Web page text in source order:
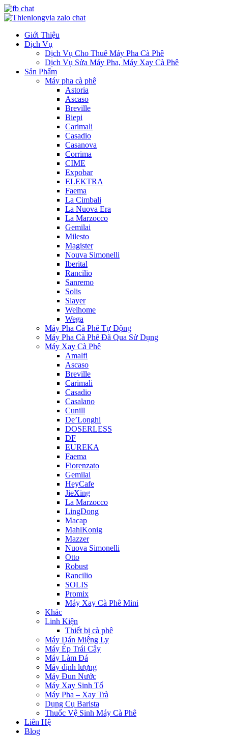
Giới Thiệu
Dịch Vụ
Dịch Vụ Cho Thuê Máy Pha Cà Phê
Dịch Vụ Sửa Máy Pha, Máy Xay Cà Phê
Sản Phẩm
Máy pha cà phê
Astoria
Ascaso
Breville
Biepi
Carimali
Casadio
Casanova
Corrima
CIME
Expobar
ELEKTRA
Faema
La Cimbali
La Nuova Era
La Marzocco
Gemilai
Milesto
Magister
Nouva Simonelli
Iberital
Rancilio
Sanremo
Solis
Slayer
Welhome
Wega
Máy Pha Cà Phê Tự Động
Máy Pha Cà Phê Đã Qua Sử Dụng
Máy Xay Cà Phê
Amalfi
Ascaso
Breville
Carimali
Casadio
Casalano
Cunill
De’Longhi
DOSERLESS
DF
EUREKA
Faema
Fiorenzato
Gemilai
HeyCafe
JieXing
La Marzocco
LingDong
Macap
MahlKonig
Mazzer
Nuova Simonelli
Otto
Robust
Rancilio
SOLIS
Promix
Máy Xay Cà Phê Mini
Khác
Linh Kiện
Thiết bị cà phê
Máy Dán Miệng Ly
Máy Ép Trái Cây
Máy Làm Đá
Máy định lượng
Máy Đun Nước
Máy Xay Sinh Tố
Máy Pha – Xay Trà
Dụng Cụ Barista
Thuốc Vệ Sinh Máy Cà Phê
Liên Hệ
Blog